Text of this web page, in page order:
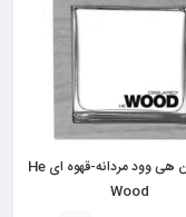
عطر ادکلن هی وود مردانه-قهوه ای He
Wood